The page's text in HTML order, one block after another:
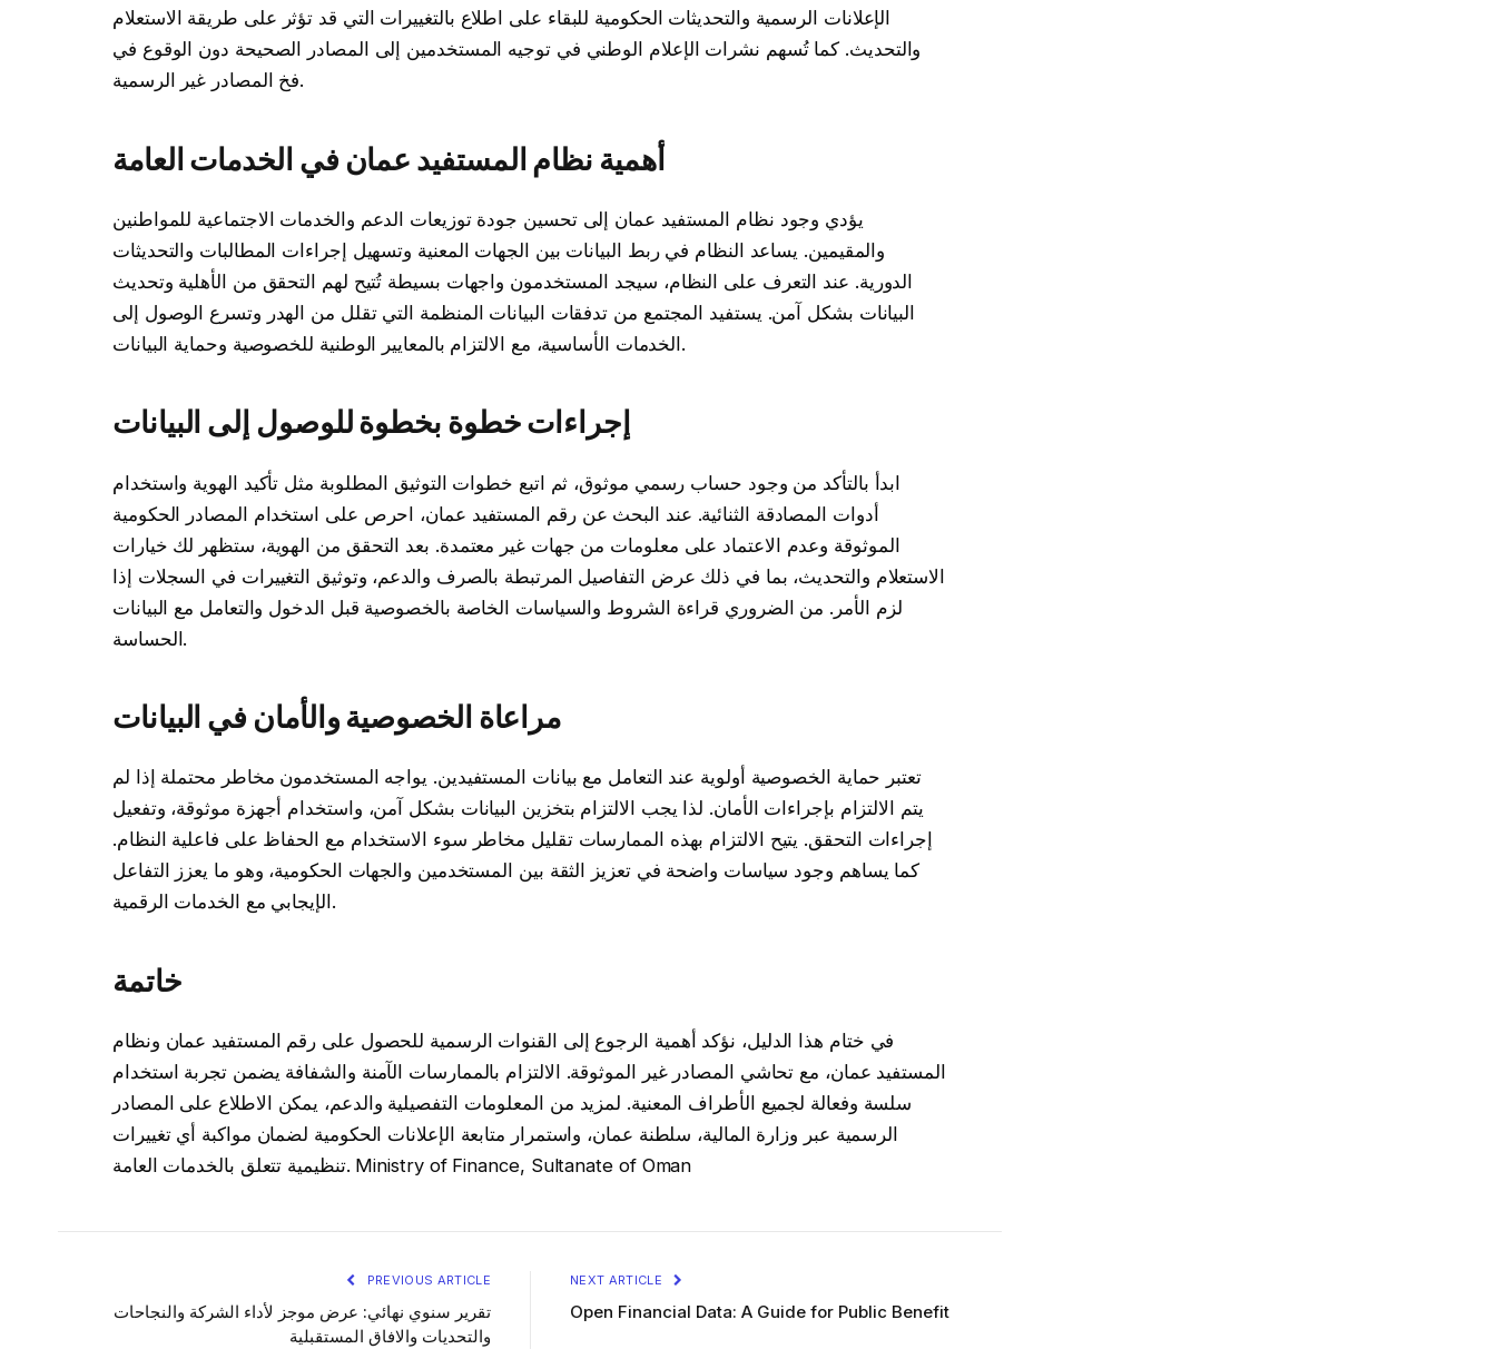
الإعلانات الرسمية والتحديثات الحكومية للبقاء على اطلاع بالتغييرات التي قد تؤثر على طريقة الاستعلام
والتحديث. كما تُسهم نشرات الإعلام الوطني في توجيه المستخدمين إلى المصادر الصحيحة دون الوقوع في
فخ المصادر غير الرسمية.
أهمية نظام المستفيد عمان في الخدمات العامة
يؤدي وجود نظام المستفيد عمان إلى تحسين جودة توزيعات الدعم والخدمات الاجتماعية للمواطنين
والمقيمين. يساعد النظام في ربط البيانات بين الجهات المعنية وتسهيل إجراءات المطالبات والتحديثات
الدورية. عند التعرف على النظام، سيجد المستخدمون واجهات بسيطة تُتيح لهم التحقق من الأهلية وتحديث
البيانات بشكل آمن. يستفيد المجتمع من تدفقات البيانات المنظمة التي تقلل من الهدر وتسرع الوصول إلى
الخدمات الأساسية، مع الالتزام بالمعايير الوطنية للخصوصية وحماية البيانات.
إجراءات خطوة بخطوة للوصول إلى البيانات
ابدأ بالتأكد من وجود حساب رسمي موثوق، ثم اتبع خطوات التوثيق المطلوبة مثل تأكيد الهوية واستخدام
أدوات المصادقة الثنائية. عند البحث عن رقم المستفيد عمان، احرص على استخدام المصادر الحكومية
الموثوقة وعدم الاعتماد على معلومات من جهات غير معتمدة. بعد التحقق من الهوية، ستظهر لك خيارات
الاستعلام والتحديث، بما في ذلك عرض التفاصيل المرتبطة بالصرف والدعم، وتوثيق التغييرات في السجلات إذا
لزم الأمر. من الضروري قراءة الشروط والسياسات الخاصة بالخصوصية قبل الدخول والتعامل مع البيانات
الحساسة.
مراعاة الخصوصية والأمان في البيانات
تعتبر حماية الخصوصية أولوية عند التعامل مع بيانات المستفيدين. يواجه المستخدمون مخاطر محتملة إذا لم
يتم الالتزام بإجراءات الأمان. لذا يجب الالتزام بتخزين البيانات بشكل آمن، واستخدام أجهزة موثوقة، وتفعيل
إجراءات التحقق. يتيح الالتزام بهذه الممارسات تقليل مخاطر سوء الاستخدام مع الحفاظ على فاعلية النظام.
كما يساهم وجود سياسات واضحة في تعزيز الثقة بين المستخدمين والجهات الحكومية، وهو ما يعزز التفاعل
الإيجابي مع الخدمات الرقمية.
خاتمة
في ختام هذا الدليل، نؤكد أهمية الرجوع إلى القنوات الرسمية للحصول على رقم المستفيد عمان ونظام
المستفيد عمان، مع تحاشي المصادر غير الموثوقة. الالتزام بالممارسات الآمنة والشفافة يضمن تجربة استخدام
سلسة وفعالة لجميع الأطراف المعنية. لمزيد من المعلومات التفصيلية والدعم، يمكن الاطلاع على المصادر
الرسمية عبر وزارة المالية، سلطنة عمان، واستمرار متابعة الإعلانات الحكومية لضمان مواكبة أي تغييرات
تنظيمية تتعلق بالخدمات العامة. Ministry of Finance, Sultanate of Oman
PREVIOUS ARTICLE
تقرير سنوي نهائي: عرض موجز لأداء الشركة والنجاحات
والتحديات والافاق المستقبلية
NEXT ARTICLE
Open Financial Data: A Guide for Public Benefit